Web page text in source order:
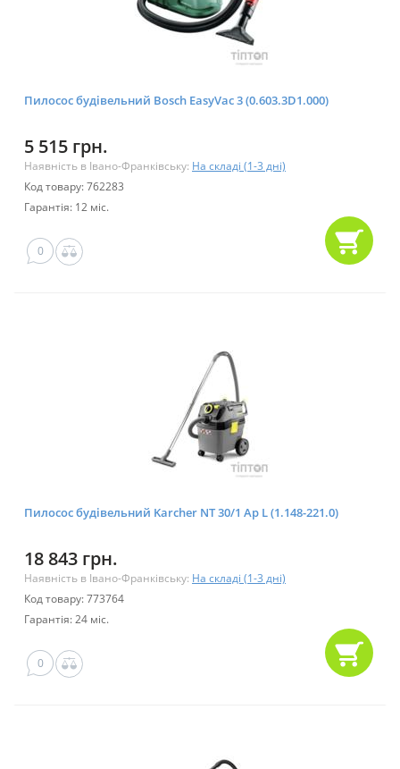
Пилосос будівельний Bosch EasyVac 3 (0.603.3D1.000)
5 515 грн.
Наявність в Івано-Франківську: На складі (1-3 дні)
Код товару: 762283
Гарантія: 12 міс.
0
Пилосос будівельний Karcher NT 30/1 Ap L (1.148-221.0)
18 843 грн.
Наявність в Івано-Франківську: На складі (1-3 дні)
Код товару: 773764
Гарантія: 24 міс.
0